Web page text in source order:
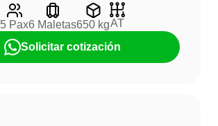
5 Pax6 Maletas650 kgAT
Solicitar cotización